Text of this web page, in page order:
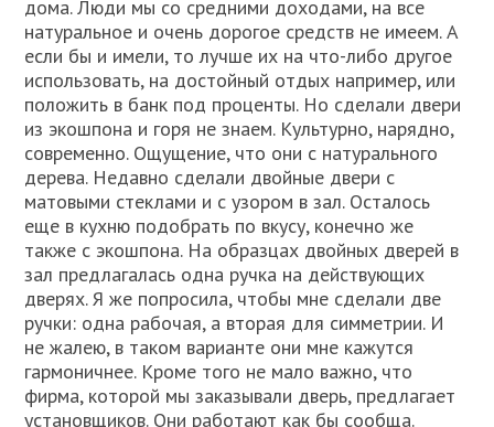
дома. Люди мы со средними доходами, на все
натуральное и очень дорогое средств не имеем. А
если бы и имели, то лучше их на что-либо другое
использовать, на достойный отдых например, или
положить в банк под проценты. Но сделали двери
из экошпона и горя не знаем. Культурно, нарядно,
современно. Ощущение, что они с натурального
дерева. Недавно сделали двойные двери с
матовыми стеклами и с узором в зал. Осталось
еще в кухню подобрать по вкусу, конечно же
также с экошпона. На образцах двойных дверей в
зал предлагалась одна ручка на действующих
дверях. Я же попросила, чтобы мне сделали две
ручки: одна рабочая, а вторая для симметрии. И
не жалею, в таком варианте они мне кажутся
гармоничнее. Кроме того не мало важно, что
фирма, которой мы заказывали дверь, предлагает
установщиков. Они работают как бы сообща.